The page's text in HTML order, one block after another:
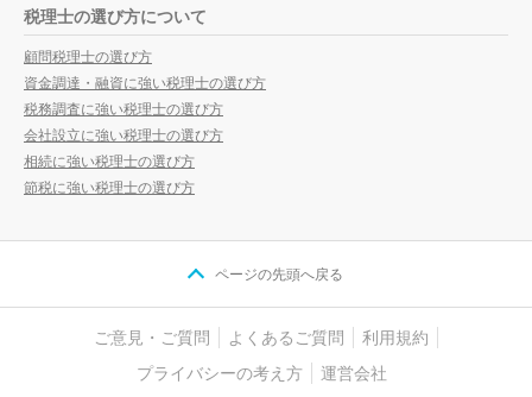
税理士の選び方について
顧問税理士の選び方
資金調達・融資に強い税理士の選び方
税務調査に強い税理士の選び方
会社設立に強い税理士の選び方
相続に強い税理士の選び方
節税に強い税理士の選び方
ページの先頭へ戻る
ご意見・ご質問 よくあるご質問
利用規約
プライバシーの考え方
運営会社